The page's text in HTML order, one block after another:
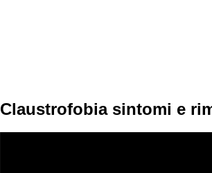
Claustrofobia sintomi e